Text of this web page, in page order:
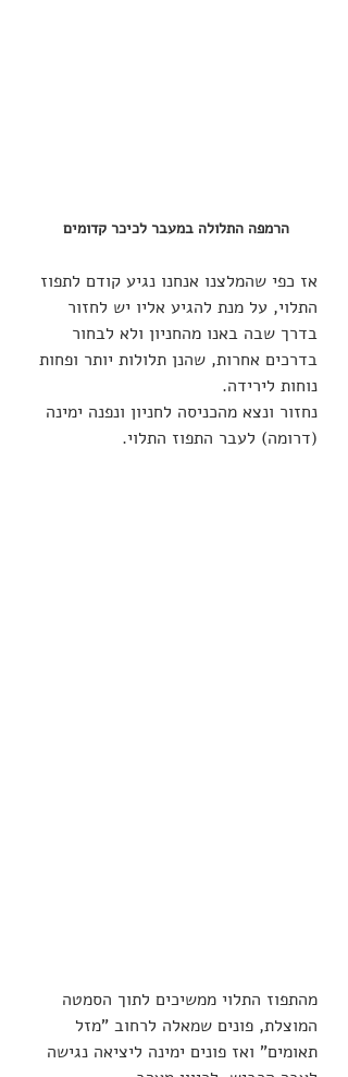
הרמפה התלולה במעבר לכיכר קדומים
אז כפי שהמלצנו אנחנו נגיע קודם לתפוז
התלוי, על מנת להגיע אליו יש לחזור
בדרך שבה באנו מהחניון ולא לבחור
בדרכים אחרות, שהנן תלולות יותר ופחות
נוחות לירידה.
נחזור ונצא מהכניסה לחניון ונפנה ימינה
(דרומה) לעבר התפוז התלוי.
מהתפוז התלוי ממשיכים לתוך הסמטה
המוצלת, פונים שמאלה לרחוב "מזל
תאומים" ואז פונים ימינה ליציאה נגישה